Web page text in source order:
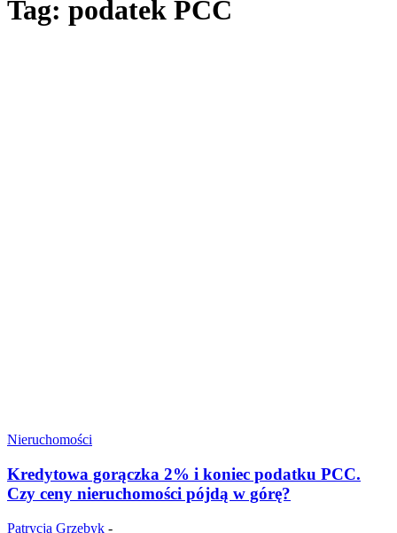
Tag: podatek PCC
Nieruchomości
Kredytowa gorączka 2% i koniec podatku PCC.
Czy ceny nieruchomości pójdą w górę?
Patrycja Grzebyk -